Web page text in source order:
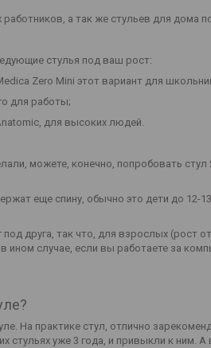
а так же стульев для дома
стулья под ваш рост:
Zero Mini этот вариант для
для работы;
для высоких людей.
можете, конечно, попробовать стул
еще спину, обычно это дети до 12-
друга, так что, для взрослых (рост
ином случае, если вы работаете за
На практике стул, отлично
стульях уже 3 года, и привыкли к ним.